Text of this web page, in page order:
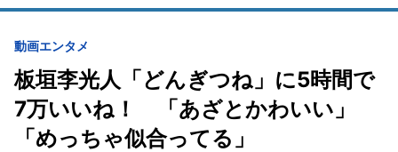
動画エンタメ
板垣李光人「どんぎつね」に5時間で
7万いいね！ 「あざとかわいい」
「めっちゃ似合ってる」